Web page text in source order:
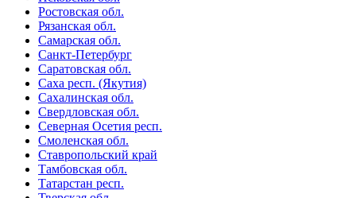
Ростовская обл.
Рязанская обл.
Самарская обл.
Санкт-Петербург
Саратовская обл.
Саха респ. (Якутия)
Сахалинская обл.
Свердловская обл.
Северная Осетия респ.
Смоленская обл.
Ставропольский край
Тамбовская обл.
Татарстан респ.